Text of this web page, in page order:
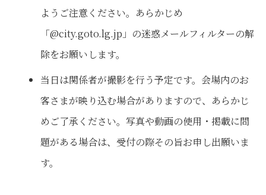
ようご注意ください。あらかじめ
「@city.goto.lg.jp」の迷惑メールフィルターの解
除をお願いします。
当日は関係者が撮影を行う予定です。会場内のお
客さまが映り込む場合がありますので、あらかじ
めご了承ください。写真や動画の使用・掲載に問
題がある場合は、受付の際その旨お申し出願いま
す。